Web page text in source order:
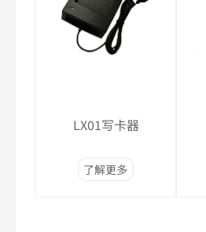
LX01写卡器
了解更多